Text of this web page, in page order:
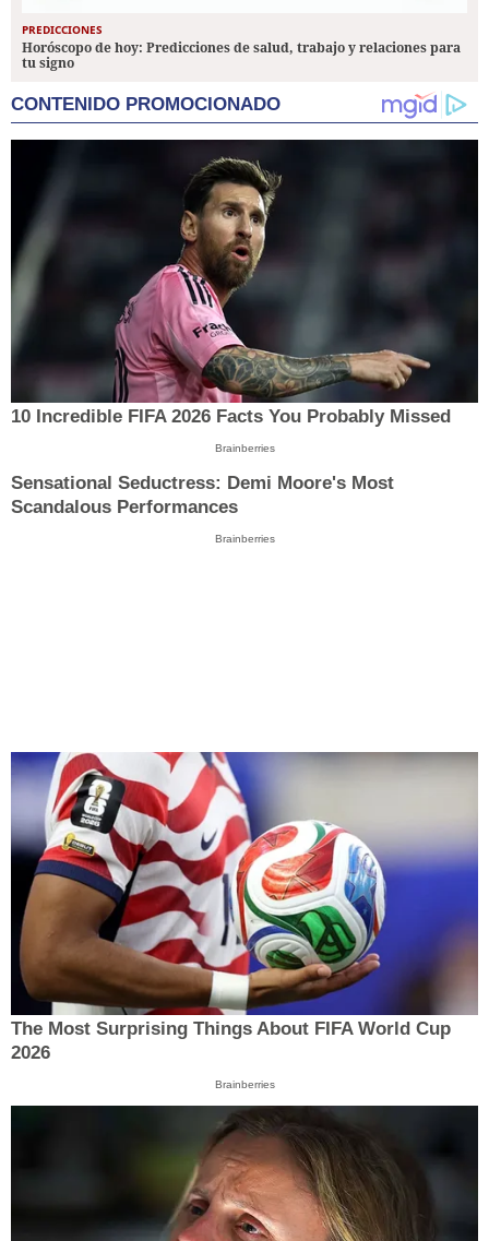
PREDICCIONES
Horóscopo de hoy: Predicciones de salud, trabajo y relaciones para
tu signo
CONTENIDO PROMOCIONADO
10 Incredible FIFA 2026 Facts You Probably Missed
Brainberries
Sensational Seductress: Demi Moore's Most
Scandalous Performances
Brainberries
The Most Surprising Things About FIFA World Cup
2026
Brainberries